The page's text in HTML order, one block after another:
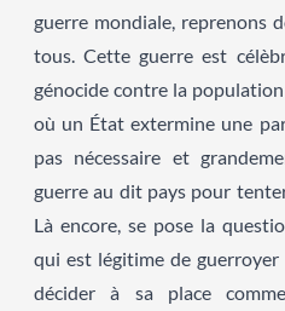
guerre mondiale, reprenons
tous. Cette guerre est
génocide contre la
où un État extermine une
pas nécessaire et
guerre au dit pays pour
Là encore, se pose la
qui est légitime de
décider à sa place